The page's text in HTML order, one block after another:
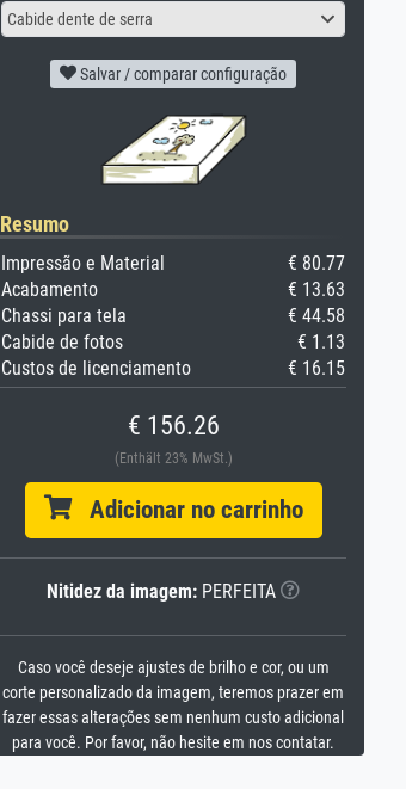
Cabide dente de serra
Salvar / comparar configuração
Resumo
Impressão e Material
€ 80.77
Acabamento
€ 13.63
Chassi para tela
€ 44.58
Cabide de fotos
€ 1.13
Custos de licenciamento
€ 16.15
€ 156.26
(Enthält 23% MwSt.)
Adicionar no carrinho
Nitidez da imagem: PERFEITA
Caso você deseje ajustes de brilho e cor, ou um
corte personalizado da imagem, teremos prazer em
fazer essas alterações sem nenhum custo adicional
para você. Por favor, não hesite em nos contatar.